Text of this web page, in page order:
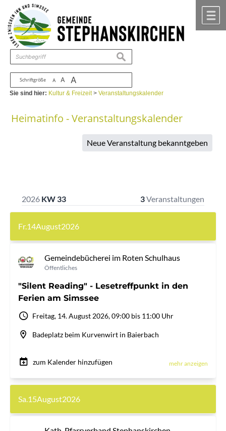
Zum Inhalt ,zur Navigation
Schriftgröße A A A
suchen
Sie sind hier: Kultur & Freizeit>Veranstaltungskalender
Heimatinfo - Veranstaltungskalender